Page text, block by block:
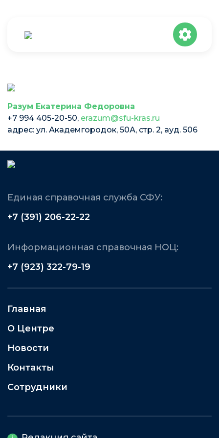
Разум Екатерина Федоровна
+7 994 405-20-50, erazum@sfu-kras.ru
адрес: ул. Академгородок, 50А, стр. 2, ауд. 506
Единая справочная служба СФУ:
+7 (391) 206-22-22
Информационная справочная НОЦ:
+7 (923) 322-79-19
Главная
О Центре
Новости
Контакты
Сотрудники